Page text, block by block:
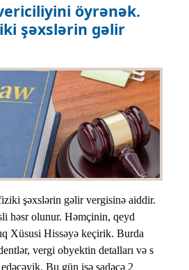
öyrənək.
şəxslərin gəlir
şəxslərin gəlir vergisinə aiddir.
həsr olunur. Həmçinin, qeyd
Xüsusi Hissəyə keçirik. Burda
vergi obyektin detalları və s
Bu gün isə sadəcə 2